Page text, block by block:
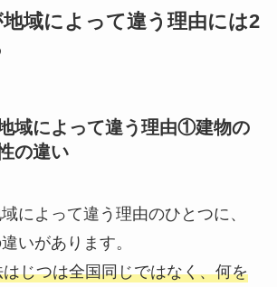
域によって違う理由には2
域によって違う理由①建物の
の違い
によって違う理由のひとつに、
いがあります。
じつは全国同じではなく、何を